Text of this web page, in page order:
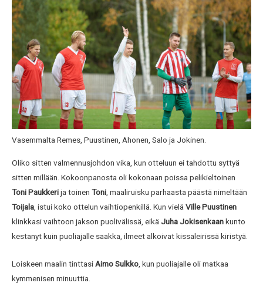
Vasemmalta Remes, Puustinen, Ahonen, Salo ja Jokinen.
Oliko sitten valmennusjohdon vika, kun otteluun ei tahdottu syttyä
sitten millään. Kokoonpanosta oli kokonaan poissa pelikieltoinen
Toni Paukkerija toinen Toni , maaliruisku parhaasta päästä nimeltään
Toijala , istui koko ottelun vaihtiopenkillä. Kun vielä Ville Puustinen
klinkkasi vaihtoon jakson puolivälissä, eikä Juha Jokisenkaankunto
kestanyt kuin puoliajalle saakka, ilmeet alkoivat kissaleirissä kiristyä.
Loiskeen maalin tinttasiAimo Sulkko , kun puoliajalle oli matkaa
kymmenisen minuuttia.